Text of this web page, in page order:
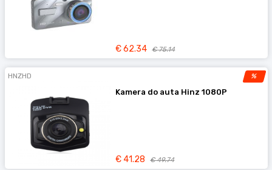
€ 62.34 € 75.14
%
HNZHD
Kamera do auta Hinz 1080P
€ 41.28 € 49.74